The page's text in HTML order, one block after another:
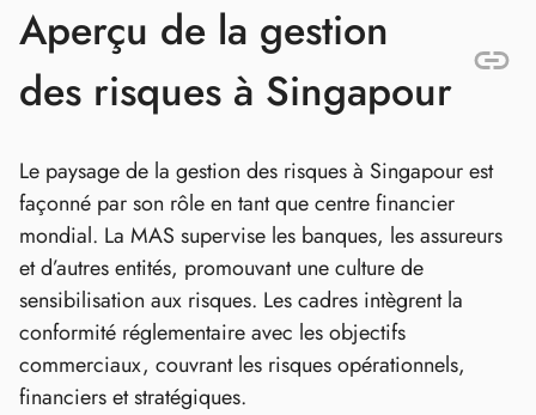
Aperçu de la gestion
des risques à Singapour
Le paysage de la gestion des risques à Singapour est
façonné par son rôle en tant que centre financier
mondial. La MAS supervise les banques, les assureurs
et d’autres entités, promouvant une culture de
sensibilisation aux risques. Les cadres intègrent la
conformité réglementaire avec les objectifs
commerciaux, couvrant les risques opérationnels,
financiers et stratégiques.